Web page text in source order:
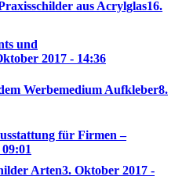
aus Acrylglas16.
und
2017 - 14:36
Werbemedium Aufkleber8.
für Firmen –
Arten3. Oktober 2017 -